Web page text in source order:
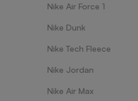
Nike Air Force 1
Nike Dunk
Nike Tech Fleece
Nike Jordan
Nike Air Max